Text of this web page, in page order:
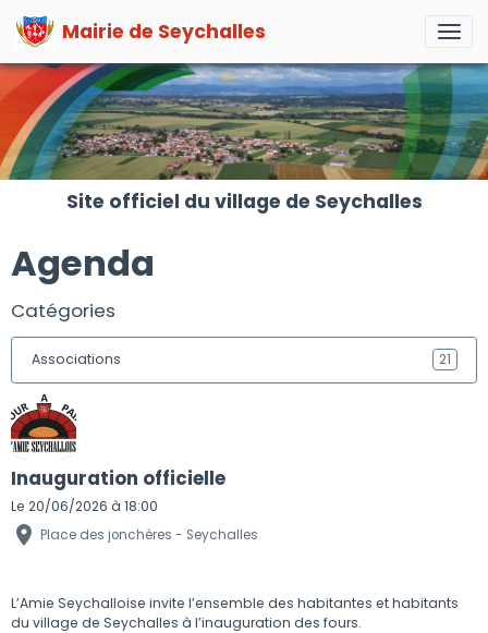
Mairie de Seychalles
Site officiel du village de Seychalles
Agenda
Catégories
Associations 21
Inauguration officielle
Le 20/06/2026 à 18:00
Place des jonchères - Seychalles
L’Amie Seychalloise invite l’ensemble des habitantes et habitants
du village de Seychalles à l’inauguration des fours.